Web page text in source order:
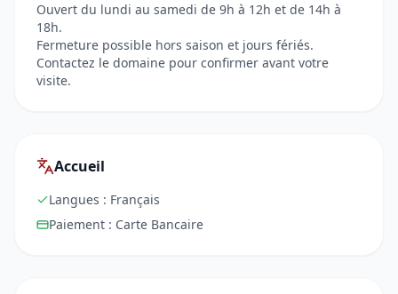
Ouvert du lundi au samedi de 9h à 12h et de 14h à
18h.
Fermeture possible hors saison et jours fériés.
Contactez le domaine pour confirmer avant votre
visite.
Accueil
Langues : Français
Paiement : Carte Bancaire